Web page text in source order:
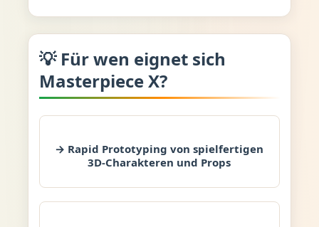
💡 Für wen eignet sich
Masterpiece X?
→ Rapid Prototyping von spielfertigen
3D-Charakteren und Props